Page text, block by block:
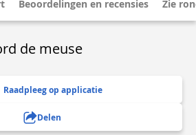
Beoordelingen en recensies Zie
de meuse
Raadpleeg op applicatie
Delen